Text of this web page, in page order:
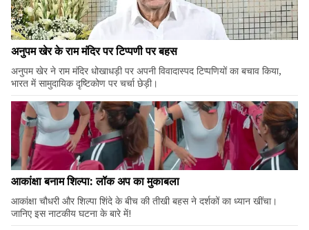
अनुपम खेर के राम मंदिर पर टिप्पणी पर बहस
अनुपम खेर ने राम मंदिर धोखाधड़ी पर अपनी विवादास्पद टिप्पणियों का बचाव किया,
भारत में सामुदायिक दृष्टिकोण पर चर्चा छेड़ी।
आकांक्षा बनाम शिल्पा: लॉक अप का मुकाबला
आकांक्षा चौधरी और शिल्पा शिंदे के बीच की तीखी बहस ने दर्शकों का ध्यान खींचा।
जानिए इस नाटकीय घटना के बारे में!